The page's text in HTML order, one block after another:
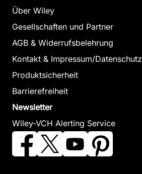
Über Wiley
Gesellschaften und Partner
AGB & Widerrufsbelehrung
Kontakt & Impressum/Datenschutz
Produktsicherheit
Barrierefreiheit
Newsletter
Wiley-VCH Alerting Service